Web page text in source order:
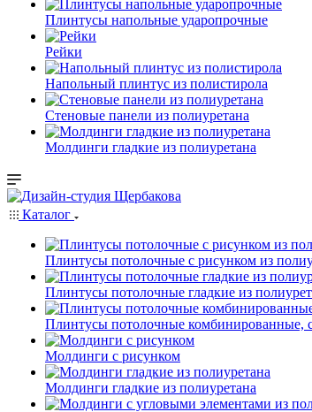
Плинтусы напольные ударопрочные
Рейки
Напольный плинтус из полистирола
Стеновые панели из полиуретана
Молдинги гладкие из полиуретана
Каталог
Плинтусы потолочные с рисунком из
Плинтусы потолочные гладкие из
Плинтусы потолочные комбинированные,
Молдинги c рисунком
Молдинги гладкие из полиуретана